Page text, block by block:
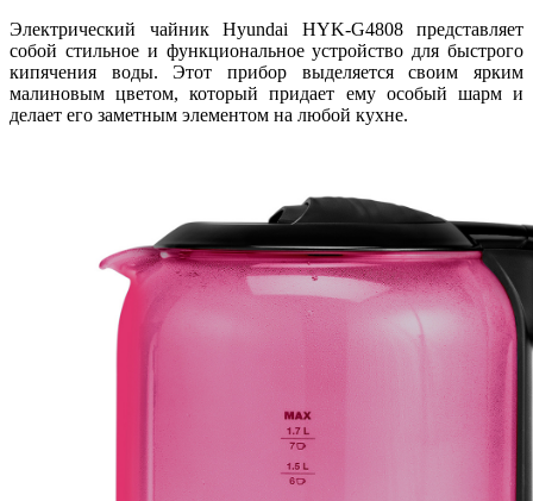
Электрический чайник Hyundai HYK-G4808 представляет
собой стильное и функциональное устройство для быстрого
кипячения воды. Этот прибор выделяется своим ярким
малиновым цветом, который придает ему особый шарм и
делает его заметным элементом на любой кухне.